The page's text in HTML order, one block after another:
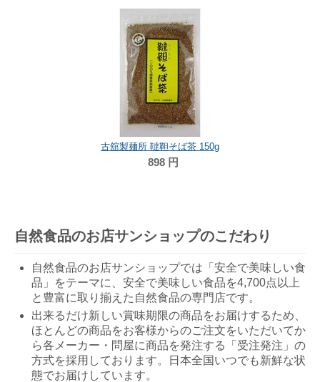
古舘製麺所 韃靼そば茶 150g
898 円
自然食品のお店サンショップのこだわり
自然食品のお店サンショップでは「安全で美味しい食
品」をテーマに、安全で美味しい食品を4,700点以上
と豊富に取り揃えた自然食品の専門店です。
出来るだけ新しい賞味期限の商品をお届けするため、
ほとんどの商品をお客様からのご注文をいただいてか
ら各メーカー・問屋に商品を発注する「受注発注」の
方式を採用しております。日本全国いつでも新鮮な状
態でお届けしています。